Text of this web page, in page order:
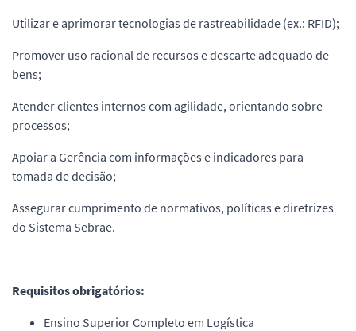
Utilizar e aprimorar tecnologias de rastreabilidade (ex.: RFID);
Promover uso racional de recursos e descarte adequado de
bens;
Atender clientes internos com agilidade, orientando sobre
processos;
Apoiar a Gerência com informações e indicadores para
tomada de decisão;
Assegurar cumprimento de normativos, políticas e diretrizes
do Sistema Sebrae.
Requisitos obrigatórios:
Ensino Superior Completo em Logística